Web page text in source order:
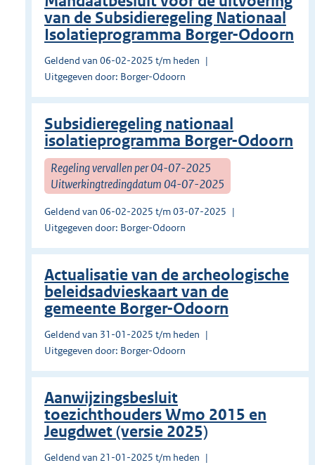
van de Subsidieregeling Nationaal
Isolatieprogramma Borger-Odoorn
Geldend van 06-02-2025 t/m heden
Uitgegeven door: Borger-Odoorn
Subsidieregeling nationaal
isolatieprogramma Borger-Odoorn
Regeling vervallen per 04-07-2025
Uitwerkingtredingdatum 04-07-2025
Geldend van 06-02-2025 t/m 03-07-2025
Uitgegeven door: Borger-Odoorn
Actualisatie van de archeologische
beleidsadvieskaart van de
gemeente Borger-Odoorn
Geldend van 31-01-2025 t/m heden
Uitgegeven door: Borger-Odoorn
Aanwijzingsbesluit
toezichthouders Wmo 2015 en
Jeugdwet (versie 2025)
Geldend van 21-01-2025 t/m heden